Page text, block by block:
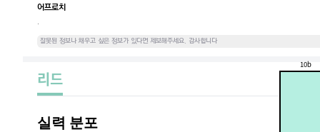
어프로치
.
잘못된 정보나 채우고 싶은 정보가 있다면 제보해주세요. 감사합니다
리드
실력 분포
10b